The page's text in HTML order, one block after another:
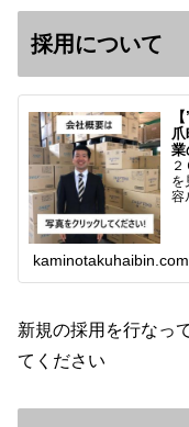
採用について
業
を
容
kaminotakuhaibin.com
新規の採用を行なっ
てください